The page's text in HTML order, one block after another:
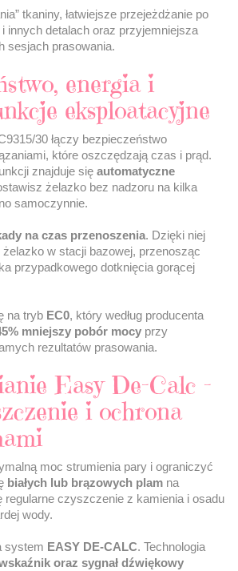
tkaniny, łatwiejsze przejeżdżanie po
innych detalach oraz przyjemniejsza
sesjach prasowania.
energia i
eksploatacyjne
30 łączy bezpieczeństwo
które oszczędzają czas i prąd.
znajduje się automatyczne
żelazko bez nadzoru na kilka
samoczynnie.
na czas przenoszenia. Dzięki niej
w stacji bazowej, przenosząc
przypadkowego dotknięcia gorącej
na tryb EC0, który według producenta
mniejszy pobór mocy przy
rezultatów prasowania.
Easy De-Calc –
i ochrona
moc strumienia pary i ograniczyć
białych lub brązowych plam na
regularne czyszczenie z kamienia i osadu
wody.
system EASY DE-CALC. Technologia
oraz sygnał dźwiękowy